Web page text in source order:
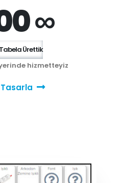
∞
Ürettik
hizmetteyiz